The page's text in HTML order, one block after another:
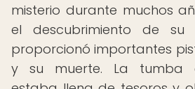
misterio durante muchos
el descubrimiento de su
proporcionó importantes
y su muerte. La tumba